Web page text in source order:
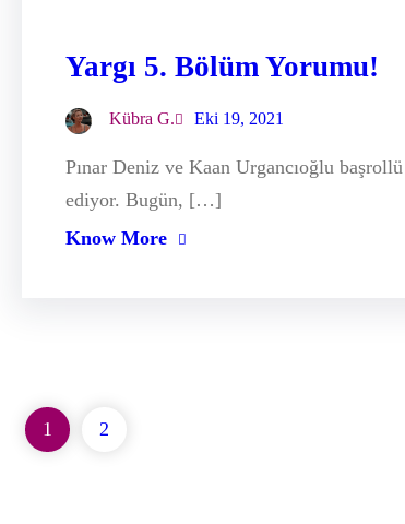
Yargı 5. Bölüm Yorumu!
Kübra G. Eki 19, 2021
Pınar Deniz ve Kaan Urgancıoğlu
ediyor. Bugün, […]
Know More
1 2